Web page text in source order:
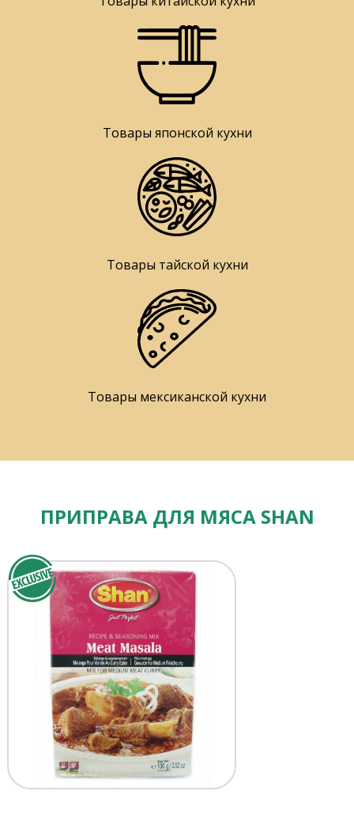
Товары японской кухни
Товары тайской кухни
Товары мексиканской кухни
ПРИПРАВА ДЛЯ МЯСА SHAN